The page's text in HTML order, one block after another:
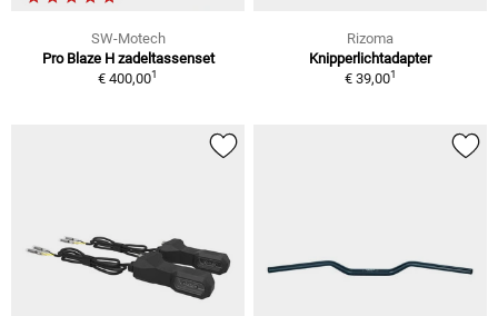
SW-Motech
Pro Blaze H zadeltassenset
€ 400,001
Rizoma
Knipperlichtadapter
€ 39,001